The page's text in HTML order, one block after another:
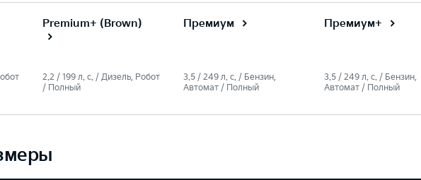
Premium+ (Brown)
2.2 / 199 л. c. / Дизель, Робот
/ Полный
Премиум
3.5 / 249 л. c. / Бензин,
Автомат / Полный
Премиум+
3.5 / 249 л. c. / Бензин,
Автомат / Полный